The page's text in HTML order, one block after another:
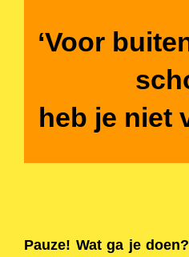
‘Voor
heb je niet
Pauze! Wat ga je